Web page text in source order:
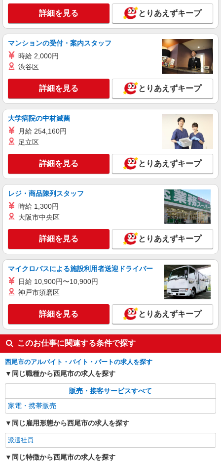
+゜ 入社祝い金10万円支給(規定有) お友達を紹介
頂くと, インセンティブ支給(規定有) ★月2回払
い・週払い可能（規程有）★ ゜・。○。・゜
+゜・。○。・゜+゜
愛知県西尾市のdocomoショップ
キープ 詳細を見る
派遣社員
株式会社シエロ
スマホ携帯販売【エーユー】
月給273200円 ※研修期間6か月・時給1550
円〜 ※残業代支給 ★交通費別途支給（規定あり）
゜+゜・。○。・゜+゜・。○。・゜+゜ 入社祝い金
10万円支給(規定有) お友達を紹介頂くと, インセン
○。・゜+゜
愛知県西尾市の家電量販店
キープ 詳細を見る
派遣社員
株式会社シエロ
【docomo】人気機種に詳しくなれる携帯販売
時給1400円〜 ※残業代支給 ★交通費別途支給
（規定あり） ゜+゜・。○。・゜+゜・。○。・゜
+゜ 入社祝い金10万円支給(規定有) お友達を紹介
頂くと, インセンティブ支給(規定有) ★月2回払
い・週払い可能（規程有）★ ゜・。○。・゜
+゜・。○。・゜+゜
愛知県西尾市のdocomoショップ
キープ 詳細を見る
派遣社員
株式会社シエロ
【softbank】の携帯販売スタッフ
時給1400〜1600円（経験・能力による） ※残
業代支給 ★交通費別途支給（規定あり） ゜
+゜・。○。・゜+゜・。○。・゜+゜ 入社祝い金10
万円支給(規定有) お友達を紹介頂くと, インセンテ
ィブ支給(規定有) ★月2回払い・週払い可能（規程
有）★ ゜・。○。・゜+゜・。○。・゜+゜
愛知県西尾市のsoftbankショップ
キープ 詳細を見る
詳細を見る とりあえずキープ
マンションの受付・案内スタッフ
時給 2,000円
渋谷区
詳細を見る とりあえずキープ
大学病院の中材滅菌
月給 254,160円
足立区
詳細を見る とりあえずキープ
レジ・商品陳列スタッフ
時給 1,300円
大阪市中央区
詳細を見る とりあえずキープ
マイクロバスによる施設利用者送迎ドライバー
日給 10,900円〜10,900円
神戸市須磨区
詳細を見る とりあえずキープ
このお仕事に関連する条件で探す
西尾市のアルバイト・バイト・パートの求人を探す
同じ職種から西尾市の求人を探す
販売・接客サービスすべて
家電・携帯販売
同じ雇用形態から西尾市の求人を探す
派遣社員
同じ特徴から西尾市の求人を探す